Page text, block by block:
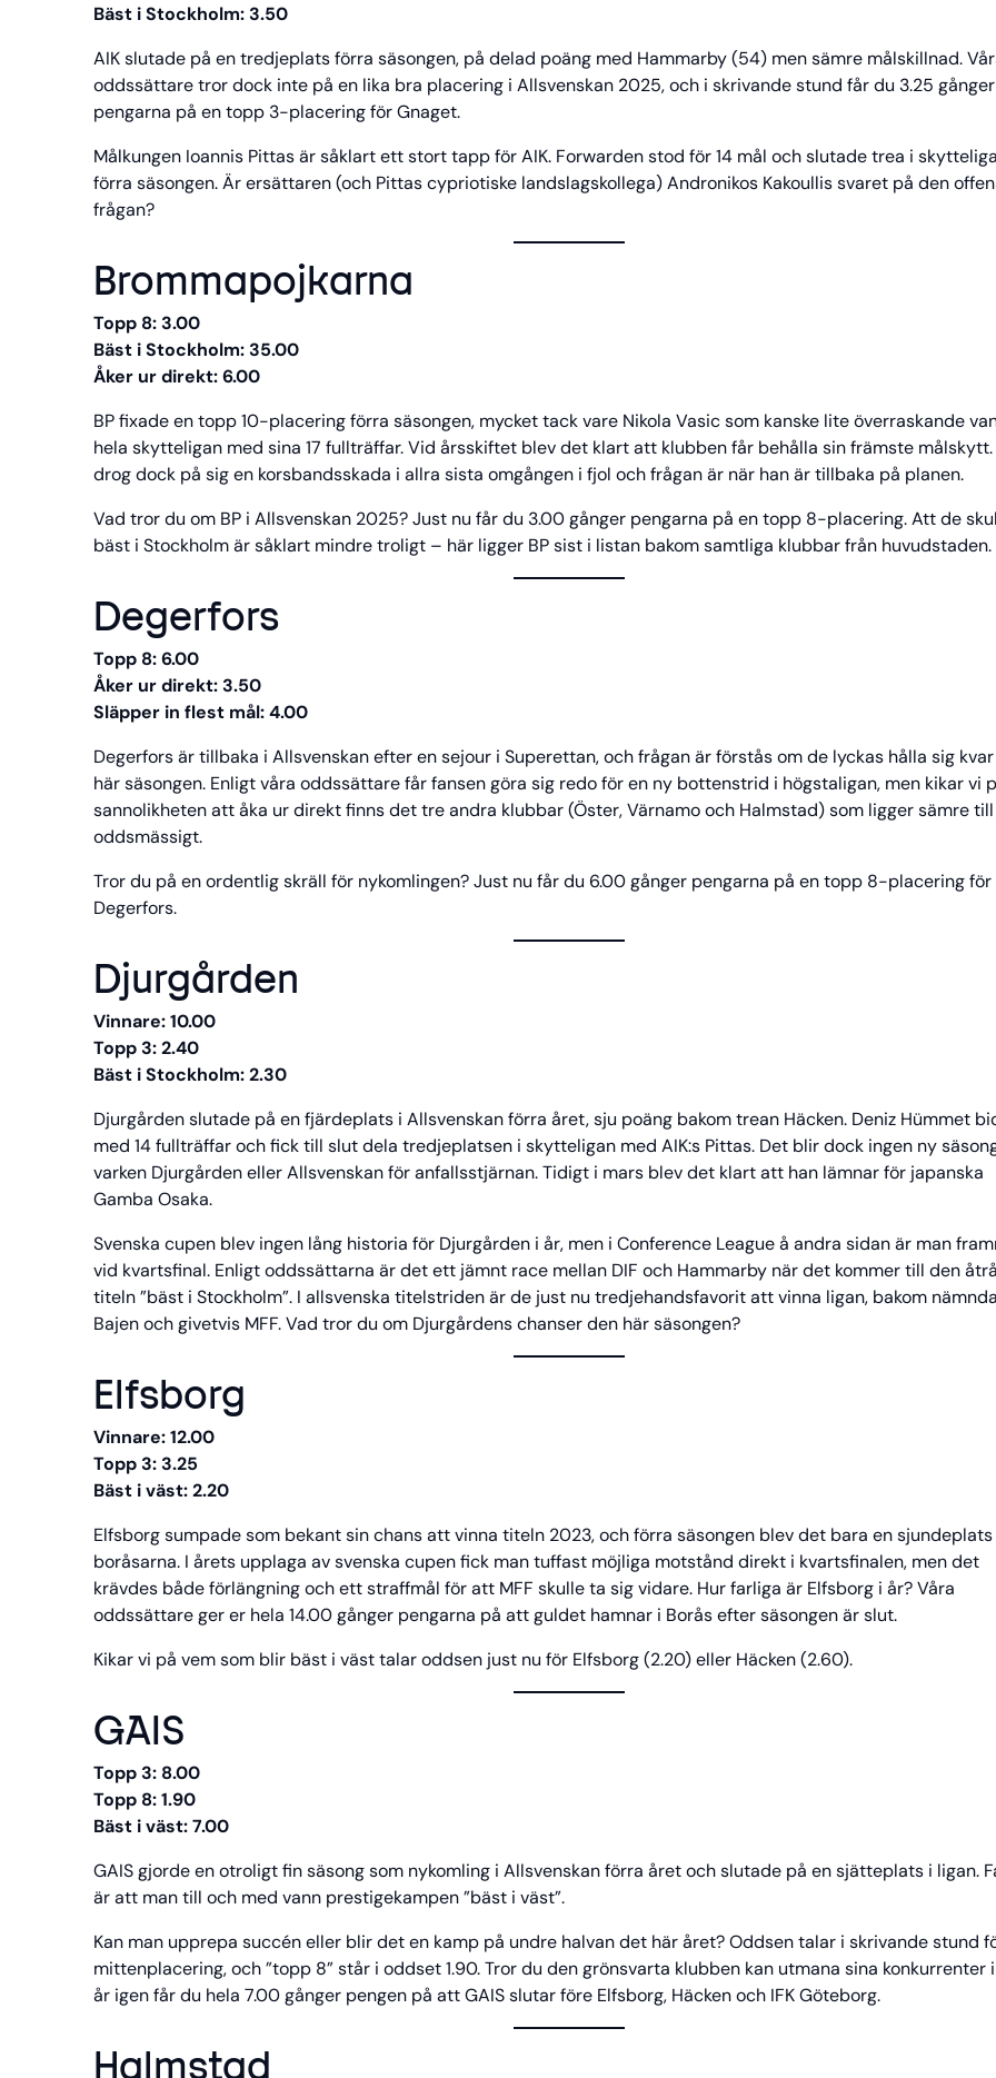
Bäst i Stockholm: 3.50
AIK slutade på en tredjeplats förra säsongen, på delad poäng med Hammarby (54) men sämre målskillnad.
oddssättare tror dock inte på en lika bra placering i Allsvenskan 2025, och i skrivande stund får du 3.25 gånger
pengarna på en topp 3-placering för Gnaget.
Målkungen Ioannis Pittas är såklart ett stort tapp för AIK. Forwarden stod för 14 mål och slutade trea i
förra säsongen. Är ersättaren (och Pittas cypriotiske landslagskollega) Andronikos Kakoullis svaret på den
frågan?
Brommapojkarna
Topp 8: 3.00
Bäst i Stockholm: 35.00
Åker ur direkt: 6.00
BP fixade en topp 10-placering förra säsongen, mycket tack vare Nikola Vasic som kanske lite överraskande
hela skytteligan med sina 17 fullträffar. Vid årsskiftet blev det klart att klubben får behålla sin främste
drog dock på sig en korsbandsskada i allra sista omgången i fjol och frågan är när han är tillbaka på planen.
Vad tror du om BP i Allsvenskan 2025? Just nu får du 3.00 gånger pengarna på en topp 8-placering. Att de
bäst i Stockholm är såklart mindre troligt – här ligger BP sist i listan bakom samtliga klubbar från huvudstaden.
Degerfors
Topp 8: 6.00
Åker ur direkt: 3.50
Släpper in flest mål: 4.00
Degerfors är tillbaka i Allsvenskan efter en sejour i Superettan, och frågan är förstås om de lyckas hålla sig
här säsongen. Enligt våra oddssättare får fansen göra sig redo för en ny bottenstrid i högstaligan, men kikar vi
sannolikheten att åka ur direkt finns det tre andra klubbar (Öster, Värnamo och Halmstad) som ligger sämre till
oddsmässigt.
Tror du på en ordentlig skräll för nykomlingen? Just nu får du 6.00 gånger pengarna på en topp 8-placering för
Degerfors.
Djurgården
Vinnare: 10.00
Topp 3: 2.40
Bäst i Stockholm: 2.30
Djurgården slutade på en fjärdeplats i Allsvenskan förra året, sju poäng bakom trean Häcken. Deniz Hümmet
med 14 fullträffar och fick till slut dela tredjeplatsen i skytteligan med AIK:s Pittas. Det blir dock ingen ny
varken Djurgården eller Allsvenskan för anfallsstjärnan. Tidigt i mars blev det klart att han lämnar för japanska
Gamba Osaka.
Svenska cupen blev ingen lång historia för Djurgården i år, men i Conference League å andra sidan är man
vid kvartsfinal. Enligt oddssättarna är det ett jämnt race mellan DIF och Hammarby när det kommer till den
titeln ”bäst i Stockholm”. I allsvenska titelstriden är de just nu tredjehandsfavorit att vinna ligan, bakom
Bajen och givetvis MFF. Vad tror du om Djurgårdens chanser den här säsongen?
Elfsborg
Vinnare: 12.00
Topp 3: 3.25
Bäst i väst: 2.20
Elfsborg sumpade som bekant sin chans att vinna titeln 2023, och förra säsongen blev det bara en
boråsarna. I årets upplaga av svenska cupen fick man tuffast möjliga motstånd direkt i kvartsfinalen, men det
krävdes både förlängning och ett straffmål för att MFF skulle ta sig vidare. Hur farliga är Elfsborg i år? Våra
oddssättare ger er hela 14.00 gånger pengarna på att guldet hamnar i Borås efter säsongen är slut.
Kikar vi på vem som blir bäst i väst talar oddsen just nu för Elfsborg (2.20) eller Häcken (2.60).
GAIS
Topp 3: 8.00
Topp 8: 1.90
Bäst i väst: 7.00
GAIS gjorde en otroligt fin säsong som nykomling i Allsvenskan förra året och slutade på en sjätteplats i ligan.
är att man till och med vann prestigekampen ”bäst i väst”.
Kan man upprepa succén eller blir det en kamp på undre halvan det här året? Oddsen talar i skrivande stund
mittenplacering, och ”topp 8” står i oddset 1.90. Tror du den grönsvarta klubben kan utmana sina konkurrenter
år igen får du hela 7.00 gånger pengen på att GAIS slutar före Elfsborg, Häcken och IFK Göteborg.
Halmstad